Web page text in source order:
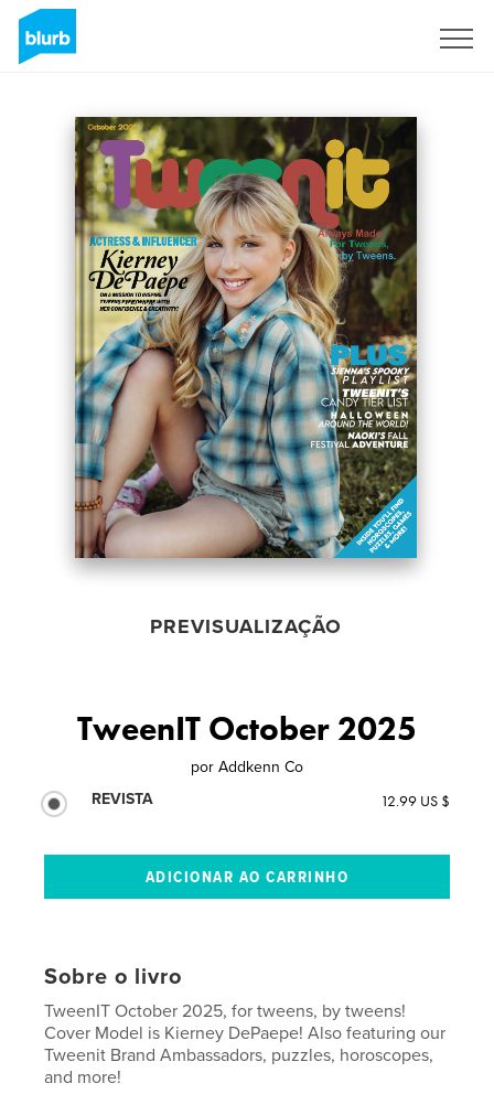
PREVISUALIZAÇÃO
TweenIT October 2025
por Addkenn Co
REVISTA
12.99 US $
Sobre o livro
TweenIT October 2025, for tweens, by tweens!
Cover Model is Kierney DePaepe! Also featuring our
Tweenit Brand Ambassadors, puzzles, horoscopes,
and more!